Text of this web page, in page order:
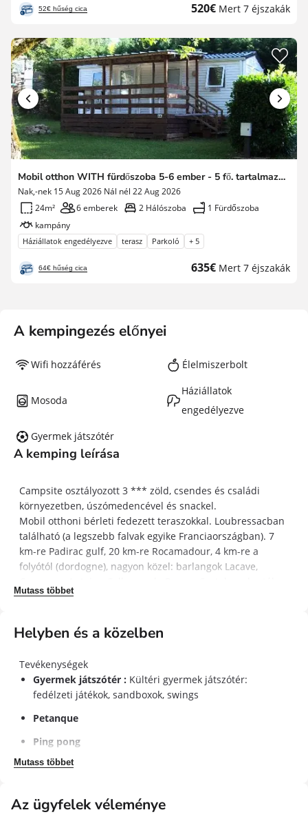
52€ hűség cica
Új
520€ Mert 7 éjszakák
Mobil otthon WITH fürdőszoba 5-6 ember - 5 fő. tartalmazza a vám
Nak,-nek 15 Aug 2026 Nál nél 22 Aug 2026
24m²
6 emberek 2 Hálószoba
1 Fürdőszoba
kampány
Háziállatok engedélyezve terasz Parkoló + 5
64€ hűség cica
Új
635€ Mert 7 éjszakák
A kempingezés előnyei
Wifi hozzáférés Élelmiszerbolt
Mosoda
Háziállatok
engedélyezve
Gyermek játszótér
A kemping leírása
Campsite osztályozott 3 *** zöld, csendes és családi
környezetben, úszómedencével és snackel.
Mobil otthoni bérleti fedezett teraszokkal. Loubressacban
található (a legszebb falvak egyike Franciaországban). 7
km-re Padirac gulf, 20 km-re Rocamadour, 4 km-re a
folyótól (dordogne), nagyon közel: barlangok Lacave,
Üdvözöljük Quercy.
Sok helyszíni szolgáltatás: snack, bár, pizza, úszómedence,
gyermekjátékok
Közel:
- Túrázás
- Kenuálás a Dordogne-en
Fly halászat (J-Philippe tanácsot ad...)
- Egyenlet
- Mászás
jelzik, mint például a Loubressac, Carennac,
Mutass többet
Helyben és a közelben
Tevékenységek
Gyermek játszótér : Kültéri gyermek játszótér:
fedélzeti játékok, sandboxok, swings
Petanque
Ping pong
(extra díj)
Mutass többet
Az ügyfelek véleménye